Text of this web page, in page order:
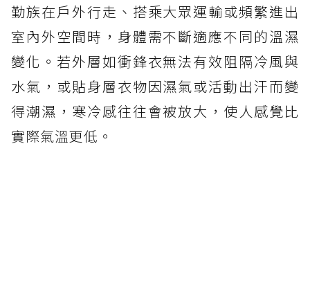
勤族在戶外行走、搭乘大眾運輸或頻繁進出
室內外空間時，身體需不斷適應不同的溫濕
變化。若外層如衝鋒衣無法有效阻隔冷風與
水氣，或貼身層衣物因濕氣或活動出汗而變
得潮濕，寒冷感往往會被放大，使人感覺比
實際氣溫更低。